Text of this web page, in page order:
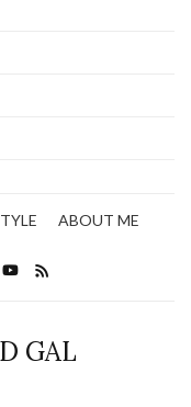
ABOUT ME
GAL